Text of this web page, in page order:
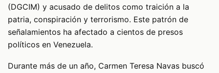
(DGCIM) y acusado de delitos como traición a la
patria, conspiración y terrorismo. Este patrón de
señalamientos ha afectado a cientos de presos
políticos en Venezuela.
Durante más de un año, Carmen Teresa Navas buscó